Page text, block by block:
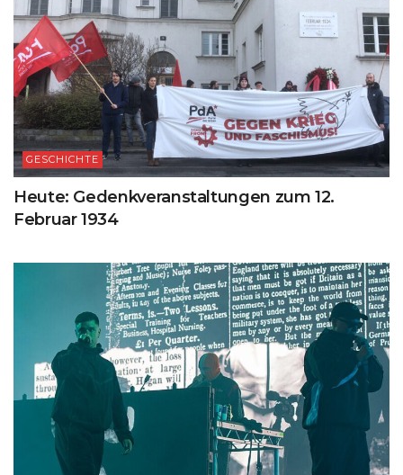
GESCHICHTE
Heute: Gedenkveranstaltungen zum 12.
Februar 1934